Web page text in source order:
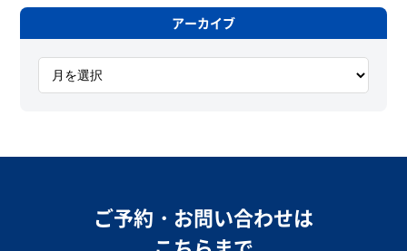
アーカイブ
ご予約・お問い合わせは